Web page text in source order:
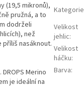
(19,5 mikronů),
pružná, a to
dodrželi
než
nasáknout.
Merino
je ideální na
Kategorie
Velikost
jehlic:
Velikost
háčku:
Barva: